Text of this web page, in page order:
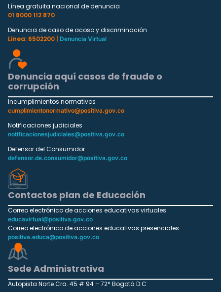
Línea gratuita nacional de denuncia
01 8000 112 870
Denuncia de caso de acoso y discriminación
Línea: 6502200 |
Denuncia Virtual
Denuncia aquí casos de fraude o
corrupción
Incumplimientos normativos
cumplimientonormativo@positiva.gov.co
Notificaciones judiciales
notificacionesjudiciales@positiva.gov.co
Defensor del Consumidor
defensor.de.consumidor@positiva.gov.co
Contactos plan de Educación
Correo electrónico de acciones educativas virtuales
educavirtual@positiva.gov.co
Correo electrónico de acciones educativas presenciales
positiva.educa@positiva.gov.co
Sede Administrativa
Autopista Norte Cra. 45 # 94 – 72* Bogotá D.C